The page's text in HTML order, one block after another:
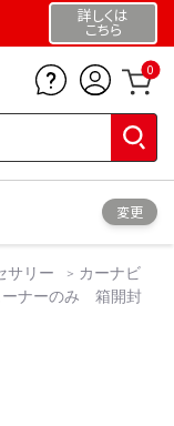
詳しくは
こちら
0
変更
サリー
カーナビ
ーナーのみ 箱開封